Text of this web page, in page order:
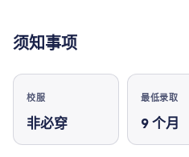
须知事项
校服
非必穿
最低录取
9 个月